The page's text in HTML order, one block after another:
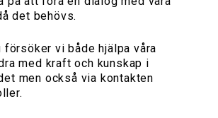
det behövs.
försöker vi både hjälpa våra
med kraft och kunskap i
men också via kontakten